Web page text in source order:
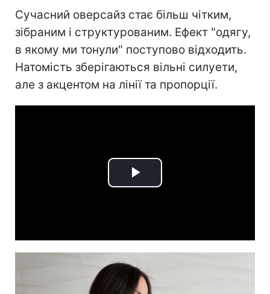
Сучасний оверсайз стає більш чітким,
зібраним і структурованим. Ефект "одягу,
в якому ми тонули" поступово відходить.
Натомість зберігаються вільні силуети,
але з акцентом на лінії та пропорції.
Play